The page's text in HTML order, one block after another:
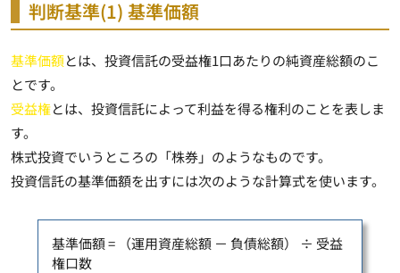
判断基準(1) 基準価額
基準価額とは、 投資信託の受益権1口あたりの純資産総額のこ
とです。
受益権とは、 投資信託によって利益を得る権利のことを表しま
す。
株式投資でいうところの「株券」のようなものです。
投資信託の基準価額を出すには次のような計算式を使います。
基準価額 = （運用資産総額 － 負債総額） ÷ 受益
権口数